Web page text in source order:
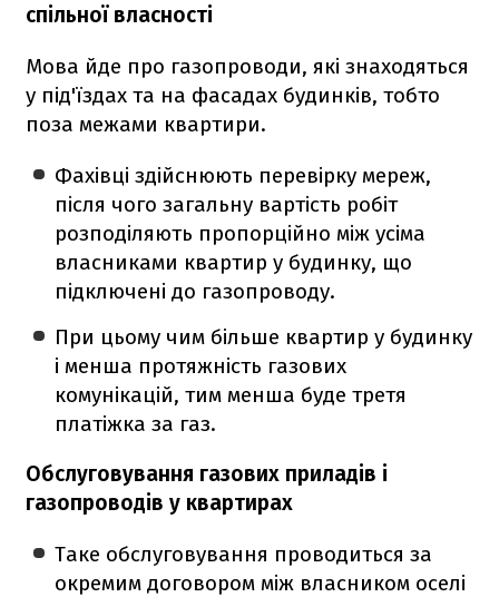
спільної власності
Мова йде про газопроводи, які знаходяться
у під'їздах та на фасадах будинків, тобто
поза межами квартири.
Фахівці здійснюють перевірку мереж,
після чого загальну вартість робіт
розподіляють пропорційно між усіма
власниками квартир у будинку, що
підключені до газопроводу.
При цьому чим більше квартир у будинку
і менша протяжність газових
комунікацій, тим менша буде третя
платіжка за газ.
Обслуговування газових приладів і
газопроводів у квартирах
Таке обслуговування проводиться за
окремим договором між власником оселі